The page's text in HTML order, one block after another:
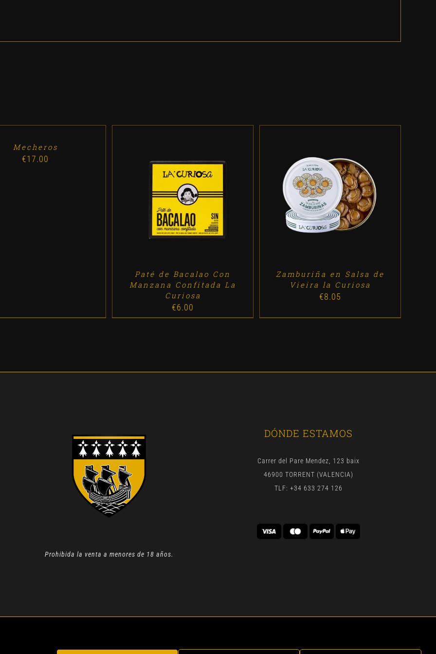
Mecheros
€17.00
ADD TO CART / DETALLES
Paté de Bacalao Con
Manzana Confitada La
Curiosa
€6.00
ADD TO CART DETALLES
Zamburiña en Salsa de
Vieira la Curiosa
€8.05
Prohibida la venta a menores de 18 años.
DÓNDE ESTAMOS
Carrer del Pare Mendez, 123 baix
46900 TORRENT (VALENCIA)
TLF: +34 633 274 126
AVISO LEGAL| TODOS LOS DERECHOS RESERVADOS | BYGEN DIGITAL